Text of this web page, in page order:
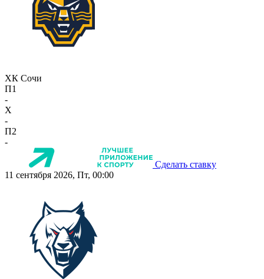
ХК Сочи
П1
-
X
-
П2
-
Сделать ставку
11 сентября 2026, Пт, 00:00